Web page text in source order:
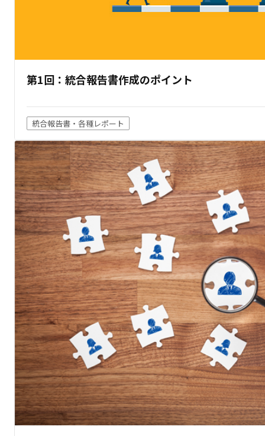
第1回：統合報告書作成のポイント
統合報告書・各種レポート